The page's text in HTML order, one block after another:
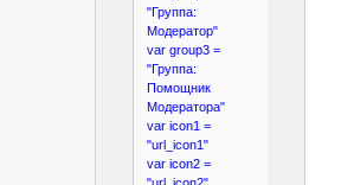
"Группа:
Модератор"
var group3 =
"Группа:
Помощник
Модератора"
var icon1 =
"url_icon1"
var icon2 =